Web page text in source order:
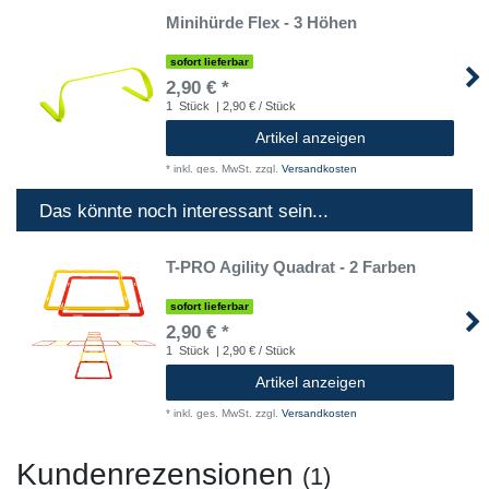
Minihürde Flex - 3 Höhen
sofort lieferbar
2,90 € *
1 Stück | 2,90 € / Stück
Artikel anzeigen
* inkl. ges. MwSt. zzgl. Versandkosten
Das könnte noch interessant sein...
T-PRO Agility Quadrat - 2 Farben
sofort lieferbar
2,90 € *
1 Stück | 2,90 € / Stück
Artikel anzeigen
* inkl. ges. MwSt. zzgl. Versandkosten
Kundenrezensionen (1)